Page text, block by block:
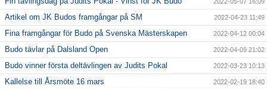
Artikel om JK Budos framgångar på SM 2022-04-23 11:49
Fina framgångar för Budo på Svenska Mästerskapen 2022-04-12 00:04
Budo tävlar på Dalsland Open 2022-04-09 21:02
Budo vinner första deltävlingen av Judits Pokal 2022-03-23 10:13
Kallelse till Årsmöte 16 mars 2022-02-19 18:40